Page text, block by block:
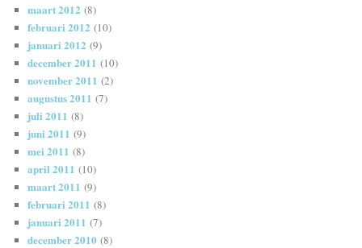
maart 2012 (8)
februari 2012 (10)
januari 2012 (9)
december 2011 (10)
november 2011 (2)
augustus 2011 (7)
juli 2011 (8)
juni 2011 (9)
mei 2011 (8)
april 2011 (10)
maart 2011 (9)
februari 2011 (8)
januari 2011 (7)
december 2010 (8)